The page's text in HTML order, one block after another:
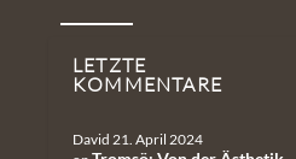
LETZTE
KOMMENTARE
David 21. April 2024